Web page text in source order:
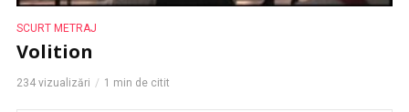
SCURT METRAJ
Volition
234 vizualizări 1 min de citit